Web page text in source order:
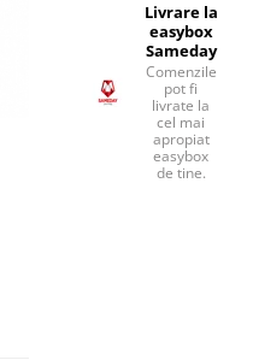
Livrare la
easybox
Sameday
Comenzile
pot fi
livrate la
cel mai
apropiat
easybox
de tine.